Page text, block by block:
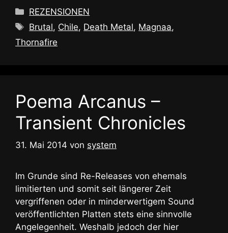
Kategorien
REZENSIONEN
Schlagwörter
Brutal, Chile, Death Metal, Magnaa,
Thornafire
Poema Arcanus –
Transient Chronicles
31. Mai 2014 von system
Im Grunde sind Re-Releases von ehemals
limitierten und somit seit längerer Zeit
vergriffenen oder in minderwertigem Sound
veröffentlichten Platten stets eine sinnvolle
Angelegenheit. Weshalb jedoch der hier